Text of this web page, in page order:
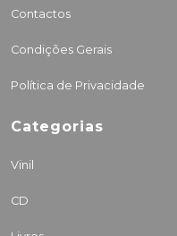
Contactos
Condições Gerais
Política de Privacidade
Categorias
Vinil
CD